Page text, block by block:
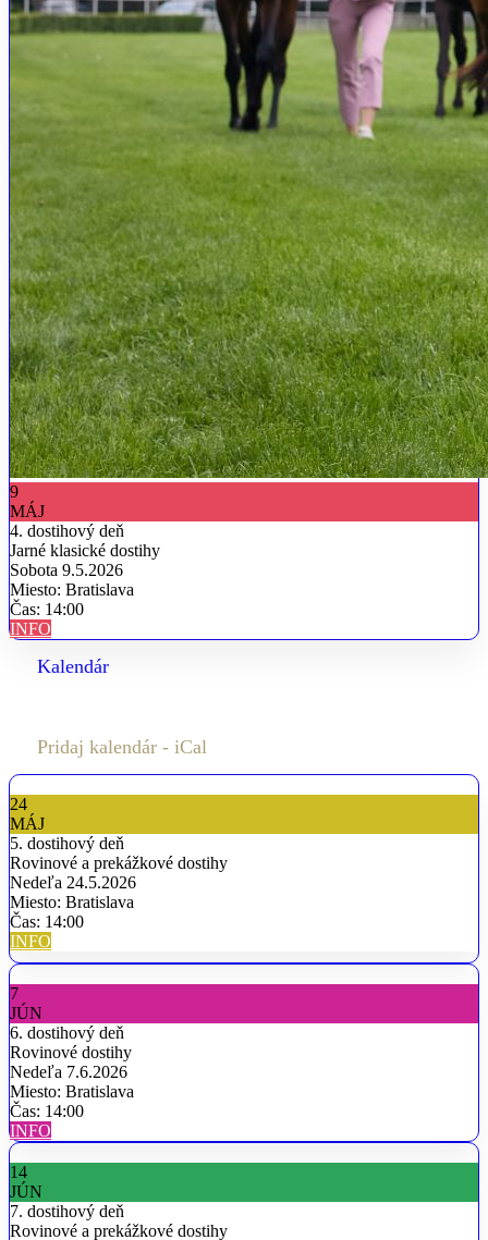
9
MÁJ
4. dostihový deň
Jarné klasické dostihy
Sobota 9.5.2026
Miesto: Bratislava
Čas: 14:00
INFO
Kalendár
Pridaj kalendár - iCal
24
MÁJ
5. dostihový deň
Rovinové a prekážkové dostihy
Nedeľa 24.5.2026
Miesto: Bratislava
Čas: 14:00
INFO
7
JÚN
6. dostihový deň
Rovinové dostihy
Nedeľa 7.6.2026
Miesto: Bratislava
Čas: 14:00
INFO
14
JÚN
7. dostihový deň
Rovinové a prekážkové dostihy